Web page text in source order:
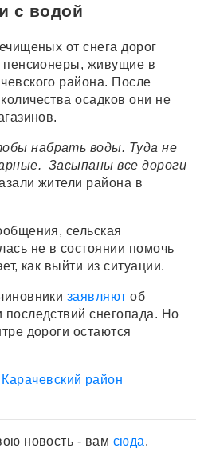
с водой
от снега дорог
пенсионеры, живущие в
района. После
осадков они не
набрать воды. Туда не
. Засыпаны все дороги
жители района в
сельская
не в состоянии помочь
как выйти из ситуации.
заявляют об
снегопада. Но
дороги остаются
Карачевский район
новость - вам сюда.